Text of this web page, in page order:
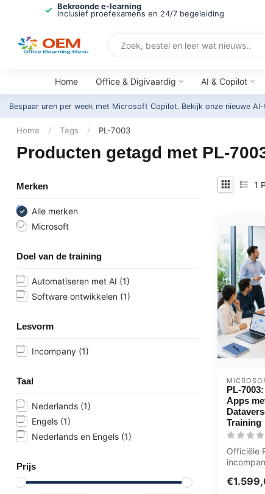
Bekroonde e-learning
Inclusief proefexamens en 24/7 begeleiding
Home Office & Digivaardig AI & Copilot
Bespaar uren per week met Microsoft Copilot. Bekijk onze nieuwe
Home / Tags / PL-7003
Producten getagd met PL-
Merken
Alle merken
Microsoft
Doel van de training
Automatiseren met AI (1)
Software ontwikkelen (1)
Lesvorm
Incompany (1)
Taal
Nederlands (1)
Engels (1)
Nederlands en Engels (1)
Prijs
1
PL-
Apps
Training
Officiële
volledig